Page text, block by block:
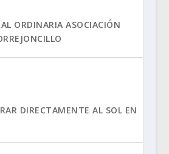
ORDINARIA ASOCIACIÓN
DIRECTAMENTE AL SOL EN